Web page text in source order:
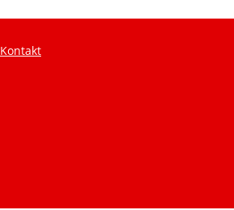
Kontakt